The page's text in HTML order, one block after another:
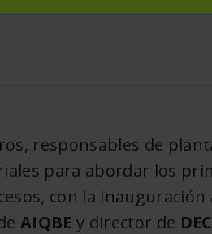
responsables de
para abordar los
con la inauguración
AIQBEy director de